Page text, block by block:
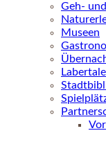
Geh-
Museen